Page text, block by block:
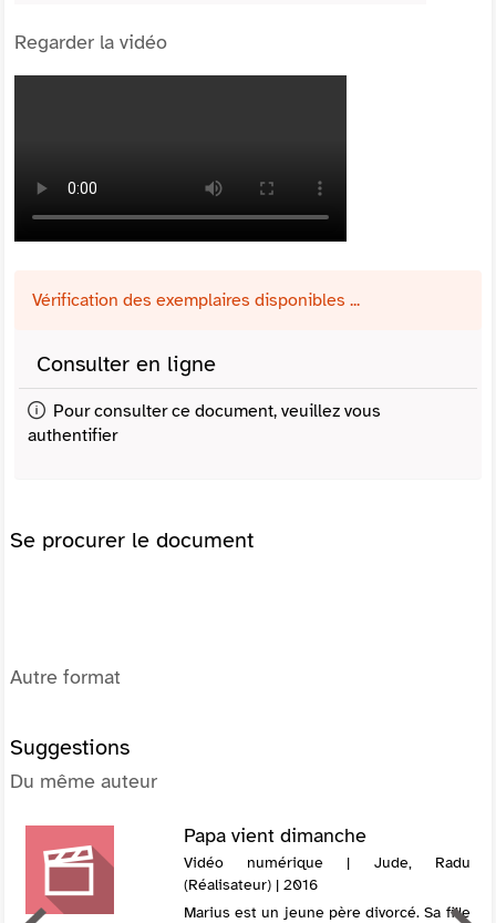
Regarder la vidéo
Vérification des exemplaires disponibles ...
Consulter en ligne
Pour consulter ce document, veuillez vous
authentifier
Se procurer le document
Autre format
Suggestions
Du même auteur
Papa vient dimanche
Vidéo numérique | Jude, Radu
(Réalisateur) | 2016
Marius est un jeune père divorcé. Sa fille